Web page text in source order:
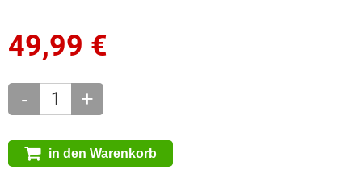
49,99 €
- +
in den Warenkorb